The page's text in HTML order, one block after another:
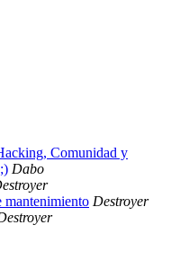
Comunidad y
Dabo
mantenimiento Destroyer